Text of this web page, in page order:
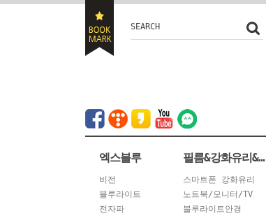
SEARCH
엑스블루
비전
블루라이트
전자파
필름&강화유리&안경
스마트폰 강화유리
노트북/모니터/TV
블루라이트안경